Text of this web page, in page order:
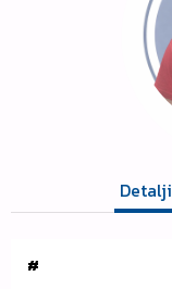
Detalji
#